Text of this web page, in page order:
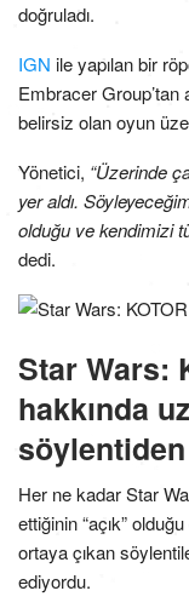
doğruladı.
IGN ile yapılan bir
Embracer Group’tan
belirsiz olan oyun
Yönetici, “Üzerinde
yer aldı.
olduğu ve kendimizi
dedi.
Star Wars:
hakkında
Her ne kadar Star
ettiğinin “açık”
ortaya çıkan
ediyordu.